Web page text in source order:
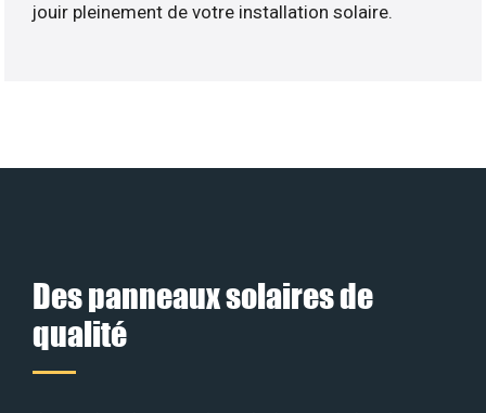
jouir pleinement de votre installation solaire.
Des panneaux solaires de
qualité